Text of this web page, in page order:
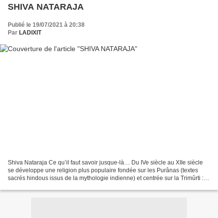
SHIVA NATARAJA
Publié le 19/07/2021 à 20:38
Par LADIXIT
Shiva Nataraja Ce qu’il faut savoir jusque-là… Du IVe siècle au XIIe siècle
se développe une religion plus populaire fondée sur les Purânas (textes
sacrés hindous issus de la mythologie indienne) et centrée sur la Trimûrti :